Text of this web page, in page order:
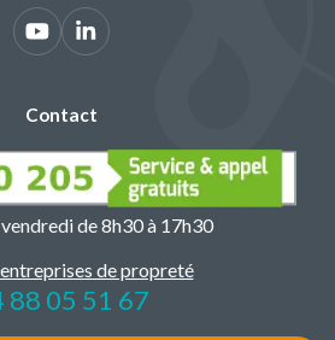
Contact
de 8h30 à 17h30
entreprises de propreté
88 05 51 67